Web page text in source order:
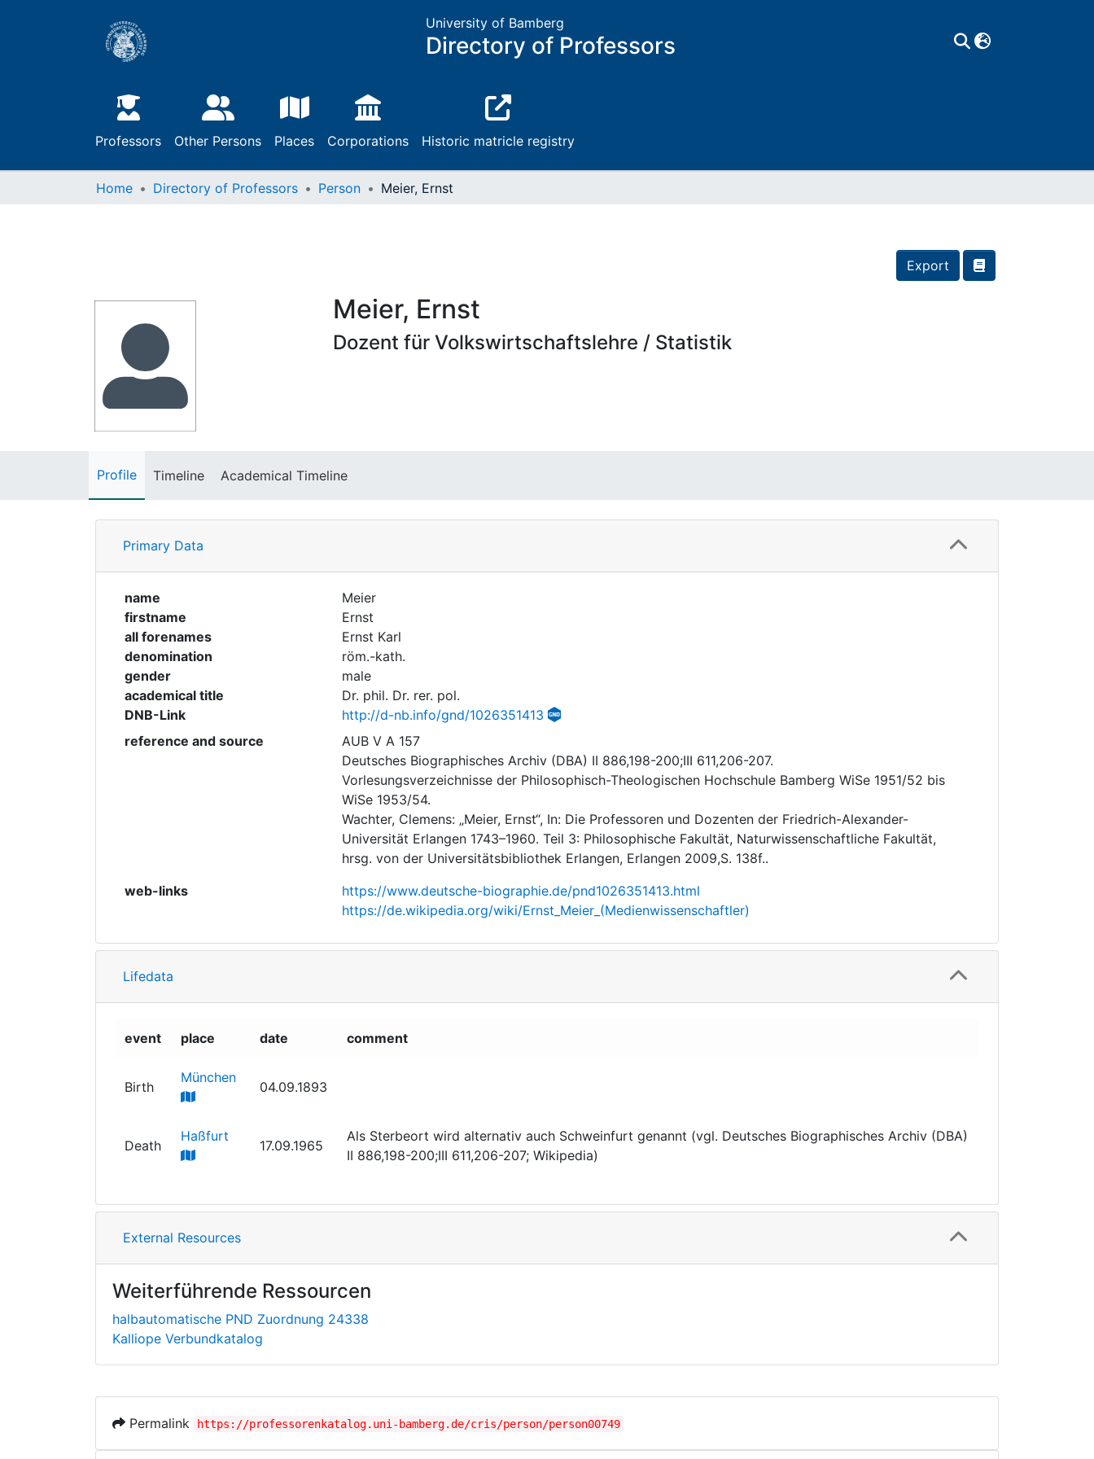
University of Bamberg
Directory of Professors
Professors Other Persons Places Corporations Historic matricle registry
Home Directory of Professors Person Meier, Ernst
Export
Meier, Ernst
Dozent für Volkswirtschaftslehre / Statistik
Profile Timeline Academical Timeline
Primary Data
name
Meier
firstname
Ernst
all forenames
Ernst Karl
denomination
röm.-kath.
gender
male
academical title
Dr. phil. Dr. rer. pol.
DNB-Link
http://d-nb.info/gnd/1026351413
reference and source
AUB V A 157
Deutsches Biographisches Archiv (DBA) II 886,198-200;III 611,206-207.
Vorlesungsverzeichnisse der Philosophisch-Theologischen Hochschule Bamberg WiSe 1951/52 bis
WiSe 1953/54.
Wachter, Clemens: „Meier, Ernst“, In: Die Professoren und Dozenten der Friedrich-Alexander-
Universität Erlangen 1743–1960. Teil 3: Philosophische Fakultät, Naturwissenschaftliche Fakultät,
hrsg. von der Universitätsbibliothek Erlangen, Erlangen 2009,S. 138f..
web-links
https://www.deutsche-biographie.de/pnd1026351413.html
https://de.wikipedia.org/wiki/Ernst_Meier_(Medienwissenschaftler)
Lifedata
event place date comment
Birth
München
04.09.1893
Death
Haßfurt
17.09.1965
Als Sterbeort wird alternativ auch Schweinfurt genannt (vgl. Deutsches Biographisches Archiv (DBA)
II 886,198-200;III 611,206-207; Wikipedia)
External Resources
Weiterführende Ressourcen
halbautomatische PND Zuordnung 24338
Kalliope Verbundkatalog
Permalink https://professorenkatalog.uni-bamberg.de/cris/person/person00749